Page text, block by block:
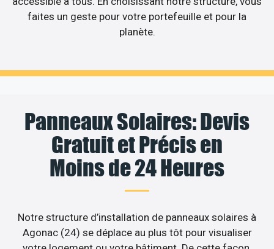
faites un geste pour votre portefeuille et pour la
planète.
Panneaux Solaires: Devis
Gratuit et Précis en
Moins de 24 Heures
Notre structure d’installation de panneaux solaires à
Agonac (24) se déplace au plus tôt pour visualiser